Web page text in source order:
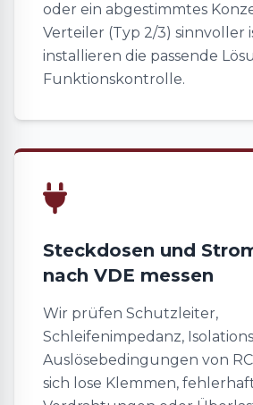
oder ein abgestimmtes
Verteiler (Typ 2/3) sinnvoller
installieren die passende
Funktionskontrolle.
Steckdosen und
nach VDE messen
Wir prüfen Schutzleiter,
Schleifenimpedanz,
Auslösebedingungen von
sich lose Klemmen,